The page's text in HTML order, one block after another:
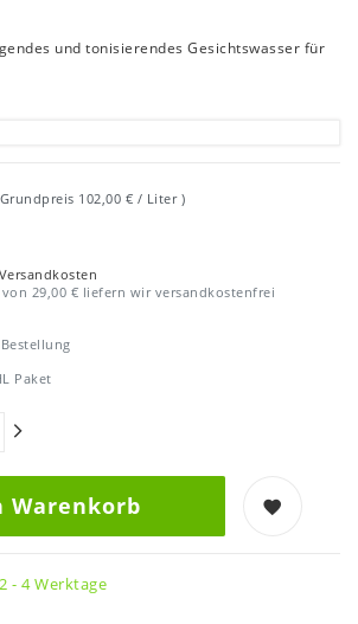
und tonisierendes Gesichtswasser für
102,00 € / Liter )
Versandkosten
29,00 € liefern wir versandkostenfrei
Paket
Warenkorb
- 4 Werktage